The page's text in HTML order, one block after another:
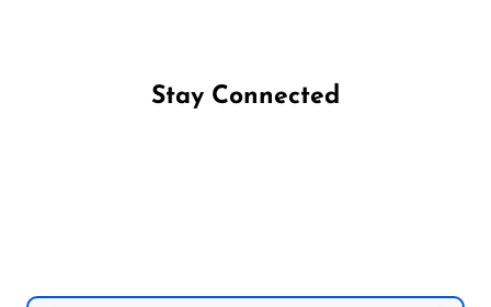
Stay Connected